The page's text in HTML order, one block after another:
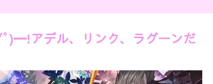
)━!アデル、リンク、ラグーンだ